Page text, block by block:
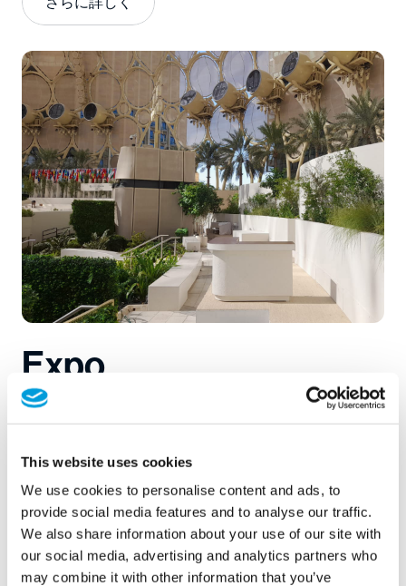
This website uses cookies
We use cookies to personalise content and ads, to
provide social media features and to analyse our traffic.
We also share information about your use of our site with
our social media, advertising and analytics partners who
may combine it with other information that you’ve
Expo
ト、 展示会や見本市など、世界各地で開催されていま
す。また、
会場に合わせたロジスティクス
を提供しま
す。</span
さらに詳しく